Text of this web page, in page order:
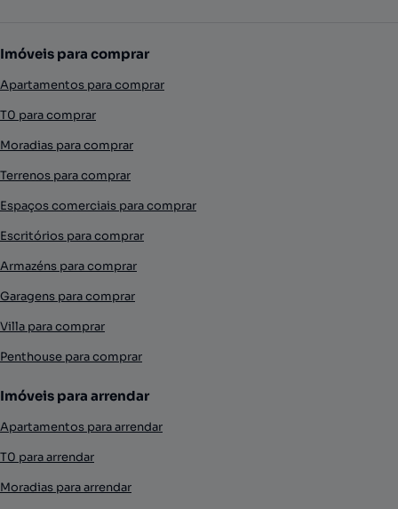
Imóveis para comprar
Apartamentos para comprar
T0 para comprar
Moradias para comprar
Terrenos para comprar
Espaços comerciais para comprar
Escritórios para comprar
Armazéns para comprar
Garagens para comprar
Villa para comprar
Penthouse para comprar
Imóveis para arrendar
Apartamentos para arrendar
T0 para arrendar
Moradias para arrendar